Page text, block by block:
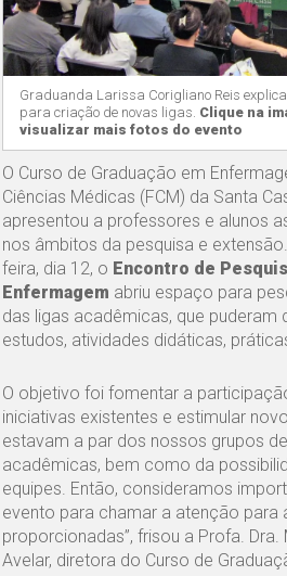
Graduanda Larissa Corigliano Reis
para criação de novas ligas. Clique na
visualizar mais fotos do evento
O Curso de Graduação em
Ciências Médicas (FCM) da Santa
apresentou a professores e alunos
nos âmbitos da pesquisa e
feira, dia 12, o Encontro de
Enfermagem abriu espaço para
das ligas acadêmicas, que puderam
estudos, atividades didáticas,
O objetivo foi fomentar a
iniciativas existentes e estimular
estavam a par dos nossos grupos
acadêmicas, bem como da
equipes. Então, consideramos
evento para chamar a atenção para
proporcionadas”, frisou a Profa.
Avelar, diretora do Curso de